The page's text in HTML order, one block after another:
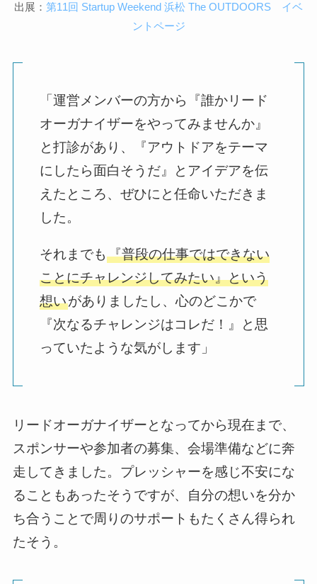
出展： 第11回 Startup Weekend 浜松 The OUTDOORS イベ
ントページ
「運営メンバーの方から『誰かリード
オーガナイザーをやってみませんか』
と打診があり、『アウトドアをテーマ
にしたら面白そうだ』とアイデアを伝
えたところ、ぜひにと任命いただきま
した。
それまでも 『普段の仕事ではできない
ことにチャレンジしてみたい』という
想いがありましたし、心のどこかで
『次なるチャレンジはコレだ！』と思
っていたような気がします」
リードオーガナイザーとなってから現在まで、
スポンサーや参加者の募集、会場準備などに奔
走してきました。プレッシャーを感じ不安にな
ることもあったそうですが、自分の想いを分か
ち合うことで周りのサポートもたくさん得られ
たそう。